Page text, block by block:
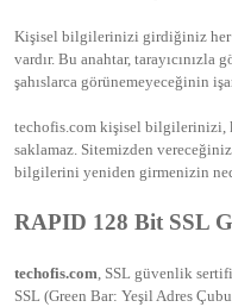
Kişisel bilgilerinizi girdiğiniz her
vardır. Bu anahtar,
şahıslarca görünemeyeceğinin
techofis.com kişisel bilgilerinizi,
saklamaz. Sitemizden
bilgilerini yeniden girmenizin
RAPID 128 Bit SSL
techofis.com, SSL güvenlik
SSL (Green Bar: Yeşil Adres